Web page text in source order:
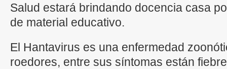
Salud estará brindando docencia casa
de material educativo.
El Hantavirus es una enfermedad
roedores, entre sus síntomas están